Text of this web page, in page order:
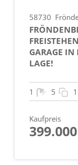
58730
GARAGE
LAGE!
1 5 1
Kaufpreis